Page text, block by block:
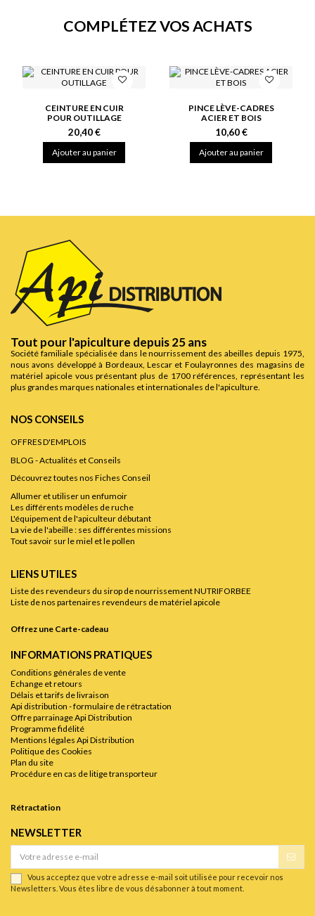
COMPLÉTEZ VOS ACHATS
CEINTURE EN CUIR
POUR OUTILLAGE
20,40 €
Ajouter au panier
PINCE LÈVE-CADRES
ACIER ET BOIS
10,60 €
Ajouter au panier
Tout pour l'apiculture depuis 25 ans
Société familiale spécialisée dans le nourrissement des abeilles depuis 1975,
nous avons développé à Bordeaux, Lescar et Foulayronnes des magasins de
matériel apicole vous présentant plus de 1700 références, représentant les
plus grandes marques nationales et internationales de l'apiculture.
NOS CONSEILS
OFFRES D'EMPLOIS
BLOG - Actualités et Conseils
Découvrez toutes nos Fiches Conseil
Allumer et utiliser un enfumoir
Les différents modèles de ruche
L'équipement de l'apiculteur débutant
La vie de l'abeille : ses différentes missions
Tout savoir sur le miel et le pollen
LIENS UTILES
Liste des revendeurs du sirop de nourrissement NUTRIFORBEE
Liste de nos partenaires revendeurs de matériel apicole
Offrez une Carte-cadeau
INFORMATIONS PRATIQUES
Conditions générales de vente
Echange et retours
Délais et tarifs de livraison
Api distribution - formulaire de rétractation
Offre parrainage Api Distribution
Programme fidélité
Mentions légales Api Distribution
Politique des Cookies
Plan du site
Procédure en cas de litige transporteur
Rétractation
NEWSLETTER
Vous acceptez que votre adresse e-mail soit utilisée pour recevoir nos
Newsletters. Vous êtes libre de vous désabonner à tout moment.